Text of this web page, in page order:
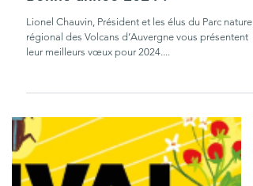
Bonne année 2024 !
leur meilleurs vœux pour 2024....